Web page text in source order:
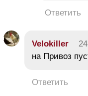
Ответить
Velokiller
на Привоз
Ответить